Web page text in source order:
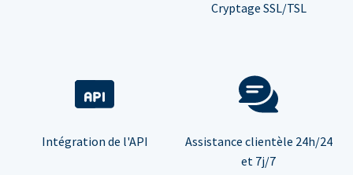
Cryptage SSL/TSL
Intégration de l'API
Assistance clientèle 24h/24
et 7j/7